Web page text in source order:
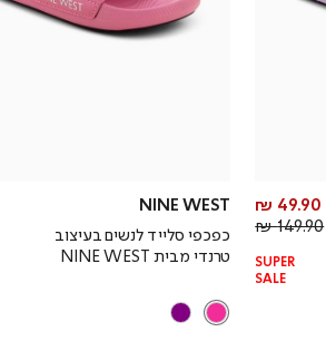
מחיר
מוצר
49.90 ₪
מחיר
149.90 ₪
SUPER
SALE
NINE WEST
כפכפי סלייד לנשים בעיצוב
טרנדי מבית NINE WEST